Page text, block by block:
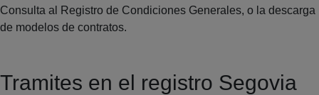
Consulta al Registro de Condiciones Generales, o la descarga
de modelos de contratos.
Tramites en el registro Segovia